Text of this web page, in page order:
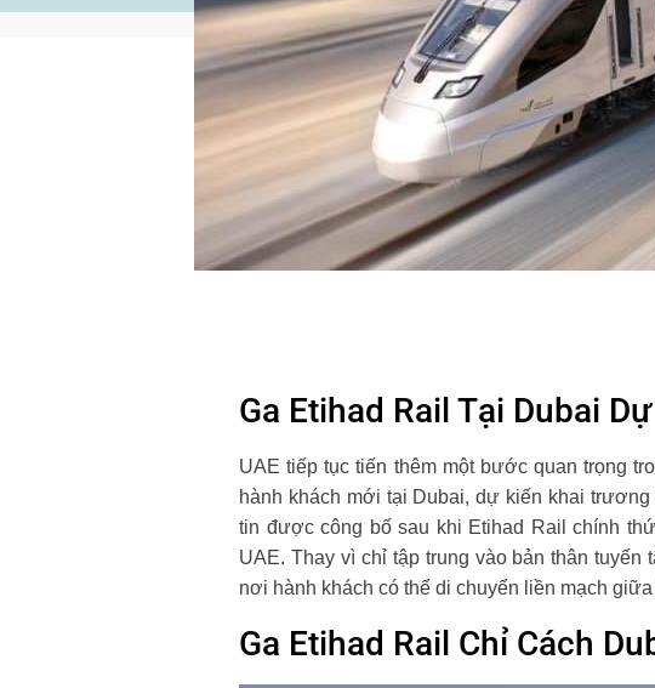
Ga Etihad Rail Tại Dubai
UAE tiếp tục tiến thêm một bước quan trọng
hành khách mới tại Dubai, dự kiến khai
tin được công bố sau khi Etihad Rail chính
UAE. Thay vì chỉ tập trung vào bản thân
nơi hành khách có thể di chuyển liền mạch
Ga Etihad Rail Chỉ Cách